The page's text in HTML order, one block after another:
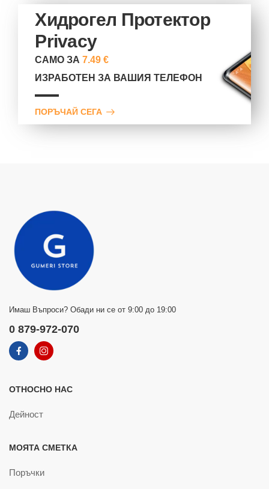
Хидрогел Протектор
Privacy
САМО ЗА7.49 €
ИЗРАБОТЕН ЗА ВАШИЯ ТЕЛЕФОН
ПОРЪЧАЙ СЕГА
Имаш Въпроси? Обади ни се от 9:00 до 19:00
0 879-972-070
ОТНОСНО НАС
Дейност
МОЯТА СМЕТКА
Поръчки